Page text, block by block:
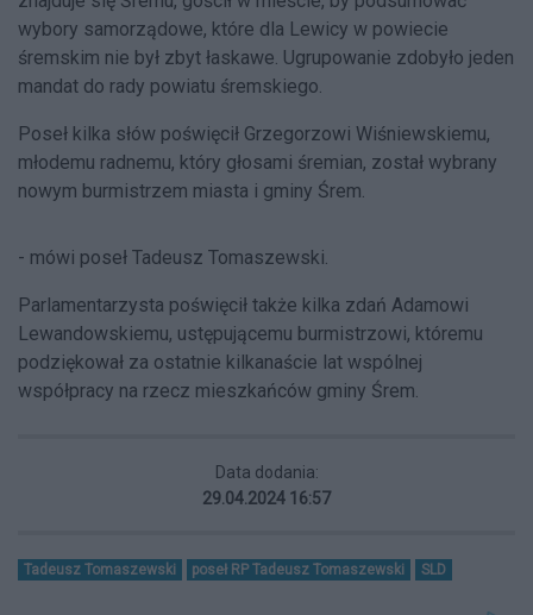
wybory samorządowe, które dla Lewicy w powiecie
śremskim nie był zbyt łaskawe. Ugrupowanie zdobyło jeden
mandat do rady powiatu śremskiego.
Poseł kilka słów poświęcił Grzegorzowi Wiśniewskiemu,
młodemu radnemu, który głosami śremian, został wybrany
nowym burmistrzem miasta i gminy Śrem.
- mówi poseł Tadeusz Tomaszewski.
Parlamentarzysta poświęcił także kilka zdań Adamowi
Lewandowskiemu, ustępującemu burmistrzowi, któremu
podziękował za ostatnie kilkanaście lat wspólnej
współpracy na rzecz mieszkańców gminy Śrem.
Data dodania:
29.04.2024 16:57
Tadeusz Tomaszewski poseł RP Tadeusz Tomaszewski SLD